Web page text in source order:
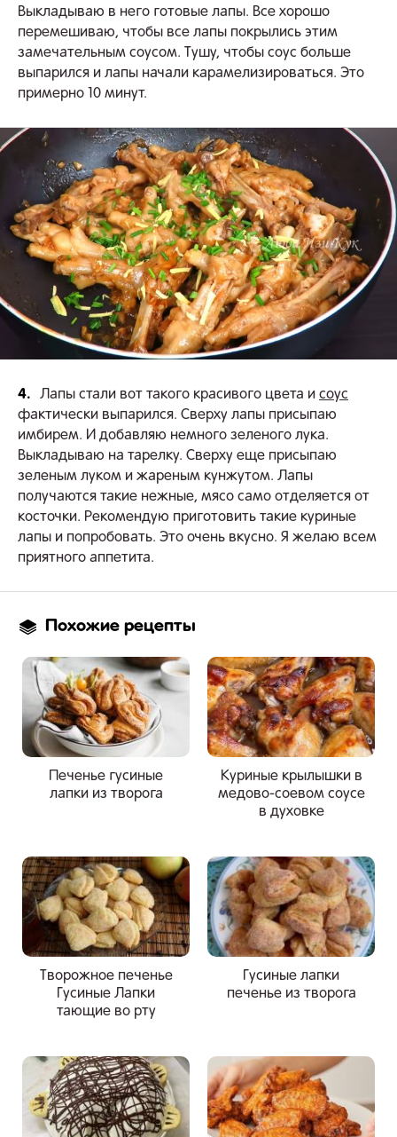
Выкладываю в него готовые лапы. Все хорошо
перемешиваю, чтобы все лапы покрылись этим
замечательным соусом. Тушу, чтобы соус больше
выпарился и лапы начали карамелизироваться. Это
примерно 10 минут.
4. Лапы стали вот такого красивого цвета и соус
фактически выпарился. Сверху лапы присыпаю
имбирем. И добавляю немного зеленого лука.
Выкладываю на тарелку. Сверху еще присыпаю
зеленым луком и жареным кунжутом. Лапы
получаются такие нежные, мясо само отделяется от
косточки. Рекомендую приготовить такие куриные
лапы и попробовать. Это очень вкусно. Я желаю всем
приятного аппетита.
Похожие рецепты
Печенье гусиные
лапки из творога
Куриные крылышки в
медово-соевом соусе
в духовке
Творожное печенье
Гусиные Лапки
тающие во рту
Гусиные лапки
печенье из творога